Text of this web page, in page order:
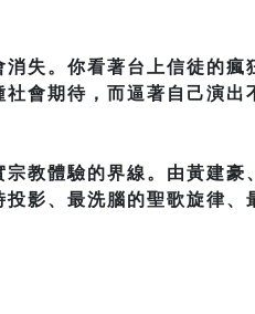
失。你看著台上信徒的
會期待，而逼著自己演出
教體驗的界線。由黃建
影、最洗腦的聖歌旋律